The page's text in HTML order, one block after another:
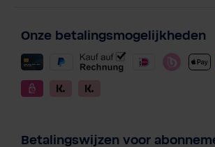
Onze betalingsmogelijkheden
Betalingswijzen voor